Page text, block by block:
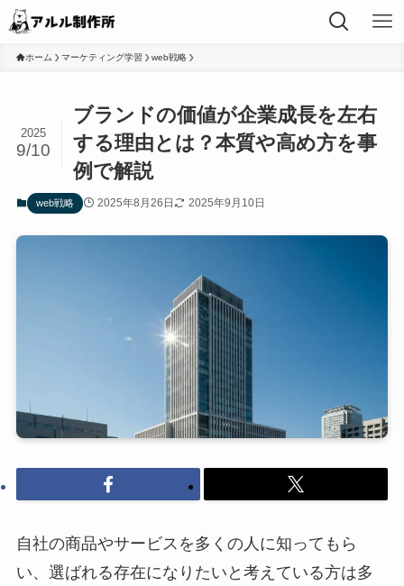
ホーム マーケティング学習 web戦略
ブランドの価値が企業成長を左右
する理由とは？本質や高め方を事
例で解説
2025
9/10
web戦略 2025年8月26日 2025年9月10日
自社の商品やサービスを多くの人に知ってもら
い、選ばれる存在になりたいと考えている方は多